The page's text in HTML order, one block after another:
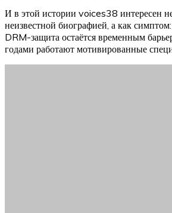
И в этой истории voices38 интересен
неизвестной биографией, а как
DRM-защита остаётся временным
годами работают мотивированные